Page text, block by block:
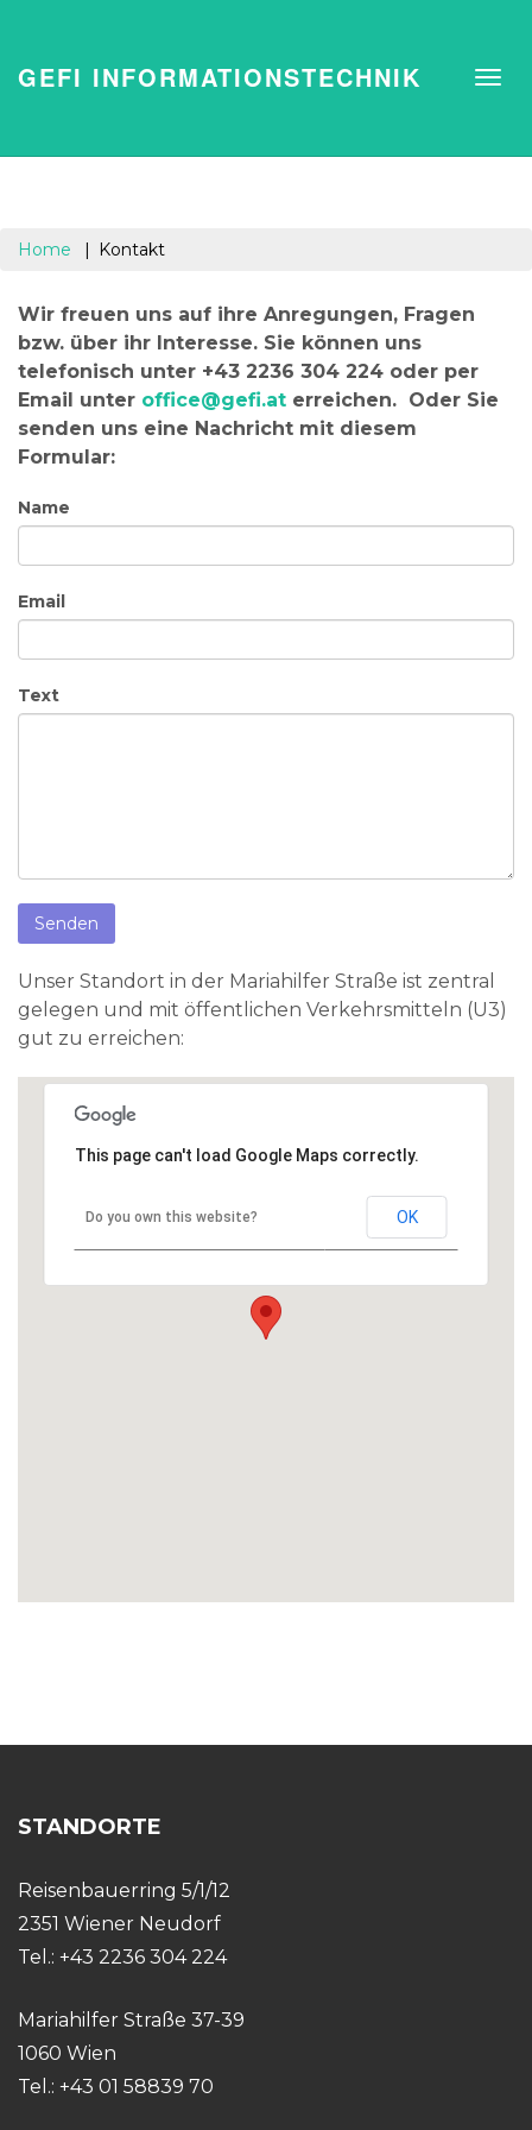
GEFI INFORMATIONSTECHNIK
Home Kontakt
Wir freuen uns auf ihre Anregungen, Fragen
bzw. über ihr Interesse. Sie können uns
telefonisch unter +43 2236 304 224 oder per
Email unter office@gefi.at erreichen. Oder Sie
senden uns eine Nachricht mit diesem
Formular:
Name
Email
Text
Senden
Unser Standort in der Mariahilfer Straße ist zentral
gelegen und mit öffentlichen Verkehrsmitteln (U3)
gut zu erreichen:
This page can't load Google Maps correctly.
Do you own this website? OK
STANDORTE
Reisenbauerring 5/1/12
2351 Wiener Neudorf
Tel.: +43 2236 304 224
Mariahilfer Straße 37-39
1060 Wien
Tel.: +43 01 58839 70